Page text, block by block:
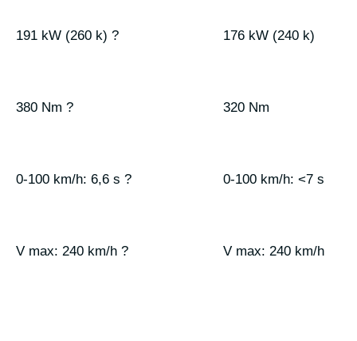
191 kW (260 k) ? 176 kW (240 k)
380 Nm ? 320 Nm
0-100 km/h: 6,6 s ? 0-100 km/h: <7 s
V max: 240 km/h ? V max: 240 km/h